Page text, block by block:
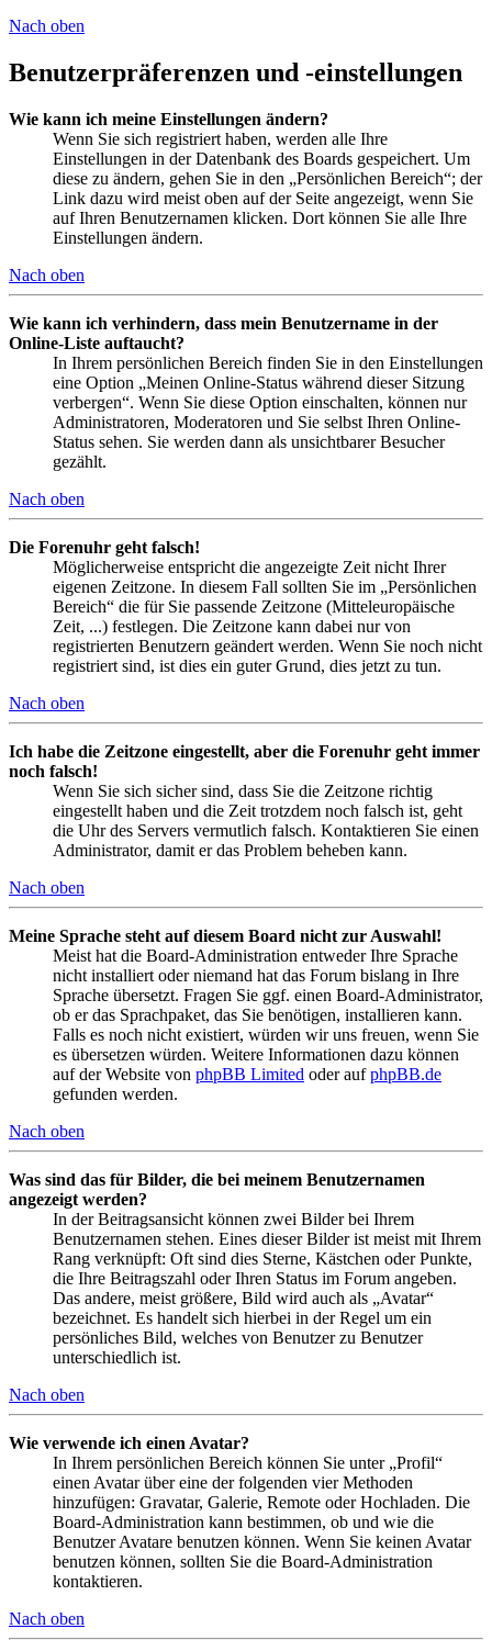
Nach oben
Benutzerpräferenzen und -einstellungen
Wie kann ich meine Einstellungen ändern?
Wenn Sie sich registriert haben, werden alle Ihre
Einstellungen in der Datenbank des Boards gespeichert. Um
diese zu ändern, gehen Sie in den „Persönlichen Bereich“; der
Link dazu wird meist oben auf der Seite angezeigt, wenn Sie
auf Ihren Benutzernamen klicken. Dort können Sie alle Ihre
Einstellungen ändern.
Nach oben
Wie kann ich verhindern, dass mein Benutzername in der
Online-Liste auftaucht?
In Ihrem persönlichen Bereich finden Sie in den Einstellungen
eine Option „Meinen Online-Status während dieser Sitzung
verbergen“. Wenn Sie diese Option einschalten, können nur
Administratoren, Moderatoren und Sie selbst Ihren Online-
Status sehen. Sie werden dann als unsichtbarer Besucher
gezählt.
Nach oben
Die Forenuhr geht falsch!
Möglicherweise entspricht die angezeigte Zeit nicht Ihrer
eigenen Zeitzone. In diesem Fall sollten Sie im „Persönlichen
Bereich“ die für Sie passende Zeitzone (Mitteleuropäische
Zeit, ...) festlegen. Die Zeitzone kann dabei nur von
registrierten Benutzern geändert werden. Wenn Sie noch nicht
registriert sind, ist dies ein guter Grund, dies jetzt zu tun.
Nach oben
Ich habe die Zeitzone eingestellt, aber die Forenuhr geht immer
noch falsch!
Wenn Sie sich sicher sind, dass Sie die Zeitzone richtig
eingestellt haben und die Zeit trotzdem noch falsch ist, geht
die Uhr des Servers vermutlich falsch. Kontaktieren Sie einen
Administrator, damit er das Problem beheben kann.
Nach oben
Meine Sprache steht auf diesem Board nicht zur Auswahl!
Meist hat die Board-Administration entweder Ihre Sprache
nicht installiert oder niemand hat das Forum bislang in Ihre
Sprache übersetzt. Fragen Sie ggf. einen Board-Administrator,
ob er das Sprachpaket, das Sie benötigen, installieren kann.
Falls es noch nicht existiert, würden wir uns freuen, wenn Sie
es übersetzen würden. Weitere Informationen dazu können
auf der Website von phpBB Limited oder aufphpBB.de
gefunden werden.
Nach oben
Was sind das für Bilder, die bei meinem Benutzernamen
angezeigt werden?
In der Beitragsansicht können zwei Bilder bei Ihrem
Benutzernamen stehen. Eines dieser Bilder ist meist mit Ihrem
Rang verknüpft: Oft sind dies Sterne, Kästchen oder Punkte,
die Ihre Beitragszahl oder Ihren Status im Forum angeben.
Das andere, meist größere, Bild wird auch als „Avatar“
bezeichnet. Es handelt sich hierbei in der Regel um ein
persönliches Bild, welches von Benutzer zu Benutzer
unterschiedlich ist.
Nach oben
Wie verwende ich einen Avatar?
In Ihrem persönlichen Bereich können Sie unter „Profil“
einen Avatar über eine der folgenden vier Methoden
hinzufügen: Gravatar, Galerie, Remote oder Hochladen. Die
Board-Administration kann bestimmen, ob und wie die
Benutzer Avatare benutzen können. Wenn Sie keinen Avatar
benutzen können, sollten Sie die Board-Administration
kontaktieren.
Nach oben